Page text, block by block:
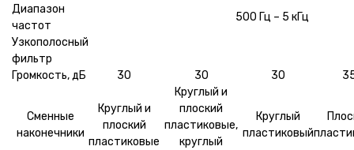
Диапазон
частот
500 Гц – 5 кГц
Узкополосный
фильтр
Громкость, дБ
30 30 30
Сменные
наконечники
Круглый и
плоский
пластиковые
Круглый и
плоский
пластиковые,
круглый
Круглый
пластиковый